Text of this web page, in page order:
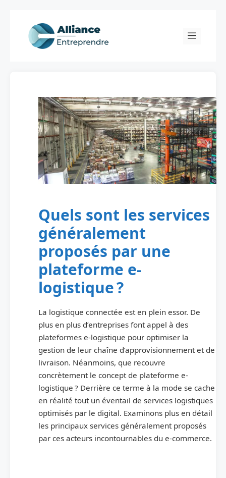
content
Menu
Quels sont les services
généralement
proposés par une
plateforme e-
logistique ?
La logistique connectée est en plein essor. De
plus en plus d’entreprises font appel à des
plateformes e-logistique pour optimiser la
gestion de leur chaîne d’approvisionnement et de
livraison. Néanmoins, que recouvre
concrètement le concept de plateforme e-
logistique ? Derrière ce terme à la mode se cache
en réalité tout un éventail de services logistiques
optimisés par le digital. Examinons plus en détail
les principaux services généralement proposés
par ces acteurs incontournables du e-commerce.